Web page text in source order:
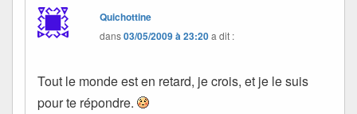
Quichottine
dans03/05/2009 à 23:20a dit :
Tout le monde est en retard, je crois, et je le suis
pour te répondre.